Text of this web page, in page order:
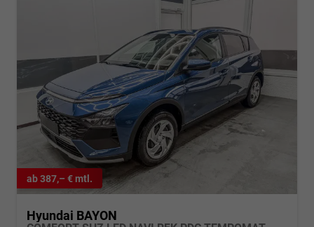
ab 387,– € mtl.
Hyundai BAYON